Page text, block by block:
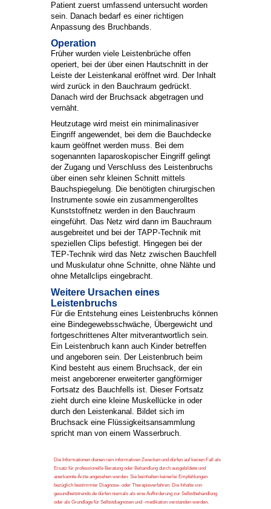
Patient zuerst umfassend untersucht worden
sein. Danach bedarf es einer richtigen
Anpassung des Bruchbands.
Operation
Früher wurden viele Leistenbrüche offen
operiert, bei der über einen Hautschnitt in der
Leiste der Leistenkanal eröffnet wird. Der Inhalt
wird zurück in den Bauchraum gedrückt.
Danach wird der Bruchsack abgetragen und
vernäht.
Heutzutage wird meist ein minimalinasiver
Eingriff angewendet, bei dem die Bauchdecke
kaum geöffnet werden muss. Bei dem
sogenannten Iaparoskopischer Eingriff gelingt
der Zugang und Verschluss des Leistenbruchs
über einen sehr kleinen Schnitt mittels
Bauchspiegelung. Die benötigten chirurgischen
Instrumente sowie ein zusammengerolltes
Kunststoffnetz werden in den Bauchraum
eingeführt. Das Netz wird dann im Bauchraum
ausgebreitet und bei der TAPP-Technik mit
speziellen Clips befestigt. Hingegen bei der
TEP-Technik wird das Netz zwischen Bauchfell
und Muskulatur ohne Schnitte, ohne Nähte und
ohne Metallclips eingebracht.
Weitere Ursachen eines
Leistenbruchs
Für die Entstehung eines Leistenbruchs können
eine Bindegewebsschwäche, Übergewicht und
fortgeschrittenes Alter mitverantwortlich sein.
Ein Leistenbruch kann auch Kinder betreffen
und angeboren sein. Der Leistenbruch beim
Kind besteht aus einem Bruchsack, der ein
meist angeborener erweiterter gangförmiger
Fortsatz des Bauchfells ist. Dieser Fortsatz
zieht durch eine kleine Muskellücke in oder
durch den Leistenkanal. Bildet sich im
Bruchsack eine Flüssigkeitsansammlung
spricht man von einem Wasserbruch.
Die Informationen dienen rein informativen Zwecken und dürfen auf keinen Fall als
Ersatz für professionelle Beratung oder Behandlung durch ausgebildete und
anerkannte Ärzte angesehen werden. Sie beinhalten keinerlei Empfehlungen
bezüglich bestimmter Diagnose- oder Therapieverfahren. Die Inhalte von
gesundheitstrends.de dürfen niemals als eine Aufforderung zur Selbstbehandlung
oder als Grundlage für Selbstdiagnosen und -medikation verstanden werden.